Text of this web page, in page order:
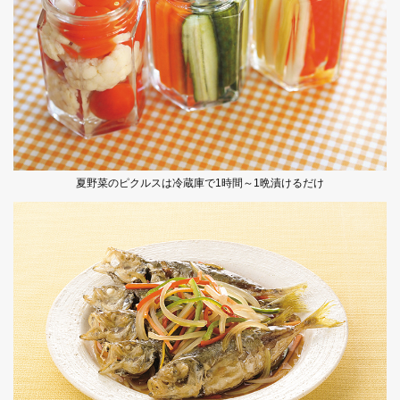
夏野菜のピクルスは冷蔵庫で1時間～1晩漬けるだけ